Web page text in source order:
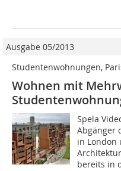
Ausgabe 05/2013
Studentenwohnungen,
Wohnen mit
Spela
Abgänger
in London
bereits in